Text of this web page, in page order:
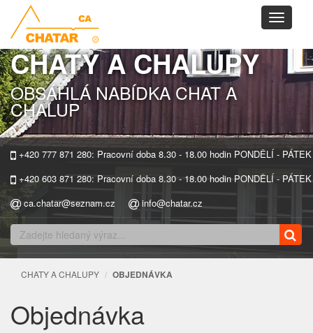
Toggle
CHATY A CHALUPY
OBSÁHLÁ NABÍDKA CHAT A
CHALUP
+420 777 871 280: Pracovní doba 8.30 - 18.00 hodin PONDĚLÍ - PÁTEK
+420 603 871 280: Pracovní doba 8.30 - 18.00 hodin PONDĚLÍ - PÁTEK
ca.chatar@seznam.cz
info@chatar.cz
CHATY A CHALUPY OBJEDNÁVKA
Objednávka